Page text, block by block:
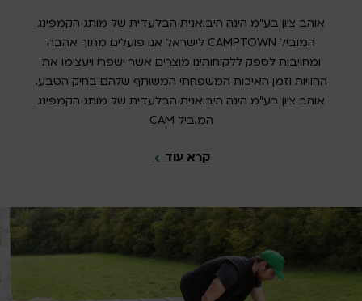
אוהב ציון בע”מ הינה היבואנית הבלעדית של מותג הקמפינג
המוביל CAMPTOWN לישראל אנו פועלים מתוך אהבה
ומחויבות לספק ללקוחותינו מוצרים אשר ישפרו ויעצימו את
החוויות וזמן האיכות המשפחתי המשותף שלהם בחיק הטבע.
אוהב ציון בע”מ הינה היבואנית הבלעדית של מותג הקמפינג
המוביל CAM
קרא עוד